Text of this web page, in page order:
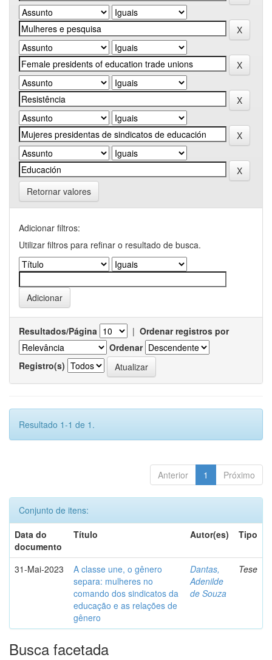
Retornar valores
Adicionar filtros:
Utilizar filtros para refinar o resultado de busca.
Resultados/Página | Ordenar registros por
Ordenar
Registro(s)
Resultado 1-1 de 1.
Anterior 1 Próximo
Conjunto de itens:
Data do
documento
Título Autor(es) Tipo
31-Mai-2023
A classe une, o gênero
separa: mulheres no
comando dos sindicatos da
educação e as relações de
gênero
Dantas,
Adenilde
de Souza
Tese
Busca facetada